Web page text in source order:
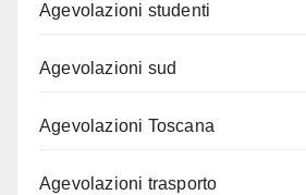
Agevolazioni studenti
Agevolazioni sud
Agevolazioni Toscana
Agevolazioni trasporto